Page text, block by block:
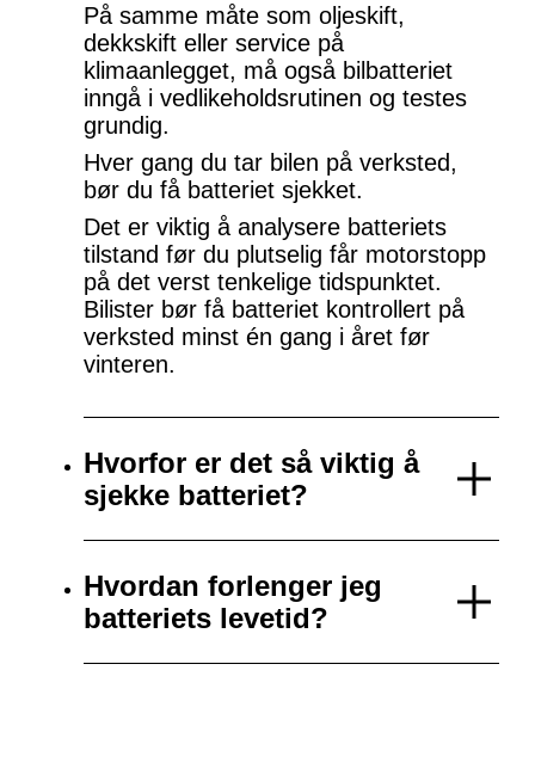
På samme måte som oljeskift,
dekkskift eller service på
klimaanlegget, må også bilbatteriet
inngå i vedlikeholdsrutinen og testes
grundig.
Hver gang du tar bilen på verksted,
bør du få batteriet sjekket.
Det er viktig å analysere batteriets
tilstand før du plutselig får motorstopp
på det verst tenkelige tidspunktet.
Bilister bør få batteriet kontrollert på
verksted minst én gang i året før
vinteren.
Hvorfor er det så viktig å
sjekke batteriet?
Hvordan forlenger jeg
batteriets levetid?